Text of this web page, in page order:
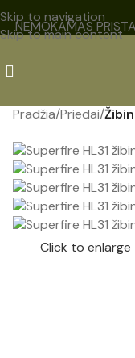
Skip to navigation
Skip to main content
NEMOKAMAS
Pradžia Priedai
Click to enlarge